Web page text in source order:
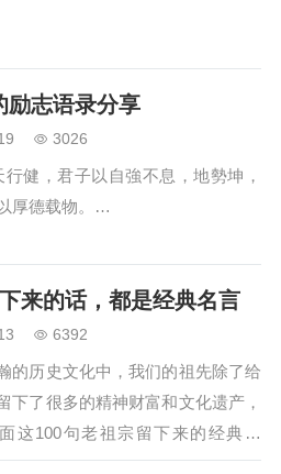
励志语录分享
3026
行健，君子以自強不息，地勢坤，
厚德载物。…
来的话，都是经典名言
6392
的历史文化中，我们的祖先除了给
下了很多的精神财富和文化遗产，
这100句老祖宗留下来的经典名
们一定要好好了解下。…